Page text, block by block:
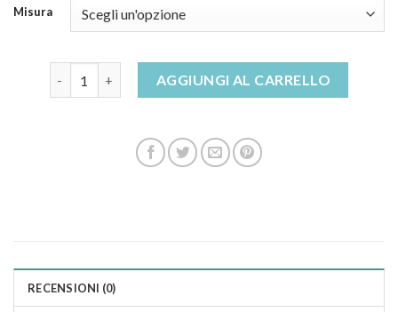
Misura
AGGIUNGI AL CARRELLO
RECENSIONI (0)